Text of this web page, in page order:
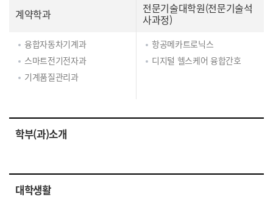
계약학과
융합자동차기계과
스마트전기전자과
기계품질관리과
전문기술대학원(전문기술석
사과정)
항공메카트로닉스
디지털 헬스케어 융합간호
학부(과)소개
대학생활